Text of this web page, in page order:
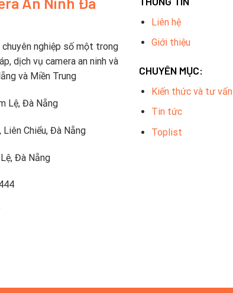
nghiệp số một trong
dịch vụ camera an ninh và
và Miền Trung
Lệ, Đà Nẵng
Chiểu, Đà Nẵng
Đà Nẵng
Liên hệ
Giới thiệu
CHUYÊN MỤC:
Kiến thức và tư vấn
Tin tức
Toplist